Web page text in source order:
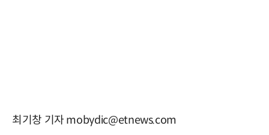
최기창 기자 mobydic@etnews.com